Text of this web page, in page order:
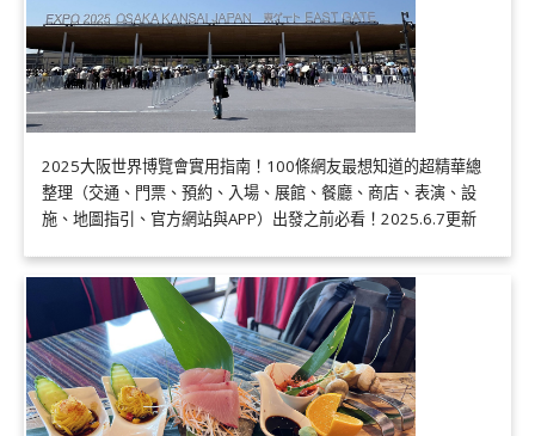
2025大阪世界博覽會實用指南！100條網友最想知道的超精華總
整理（交通、門票、預約、入場、展館、餐廳、商店、表演、設
施、地圖指引、官方網站與APP）出發之前必看！2025.6.7更新